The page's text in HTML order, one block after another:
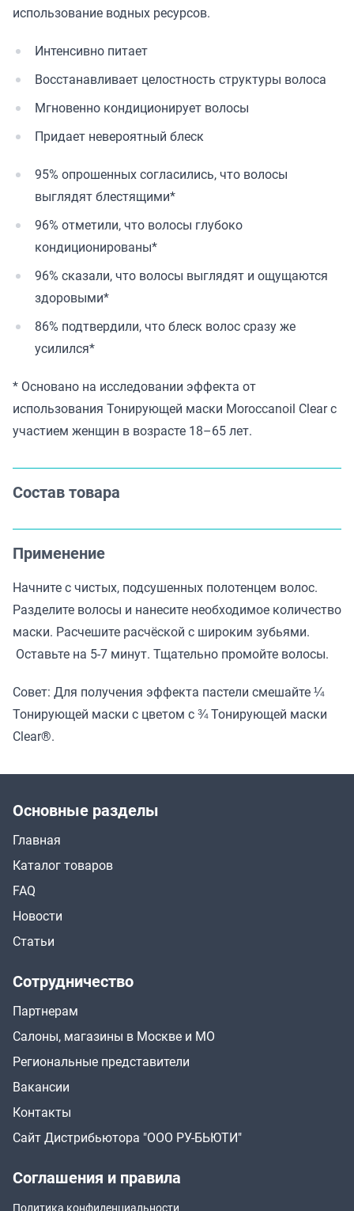
использование водных ресурсов.
Интенсивно питает
Восстанавливает целостность структуры волоса
Мгновенно кондиционирует волосы
Придает невероятный блеск
95% опрошенных согласились, что волосы
выглядят блестящими*
96% отметили, что волосы глубоко
кондиционированы*
96% сказали, что волосы выглядят и ощущаются
здоровыми*
86% подтвердили, что блеск волос сразу же
усилился*
* Основано на исследовании эффекта от
использования Тонирующей маски Moroccanoil Clear с
участием женщин в возрасте 18–65 лет.
Состав товара
Применение
Начните с чистых, подсушенных полотенцем волос.
Разделите волосы и нанесите необходимое количество
маски. Расчешите расчёской с широким зубьями.
Оставьте на 5-7 минут. Тщательно промойте волосы.
Совет: Для получения эффекта пастели смешайте ¼
Тонирующей маски c цветом с ¾ Тонирующей маски
Clear®.
Основные разделы
Главная
Каталог товаров
FAQ
Новости
Статьи
Сотрудничество
Партнерам
Салоны, магазины в Москве и МО
Региональные представители
Вакансии
Контакты
Сайт Дистрибьютора "ООО РУ-БЬЮТИ"
Соглашения и правила
Политика конфиденциальности